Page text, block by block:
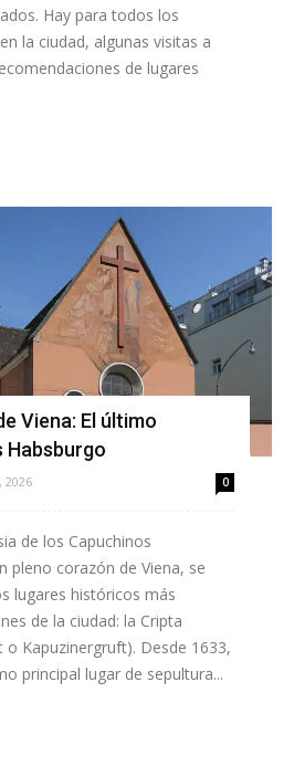
Hay para todos los
la ciudad, algunas visitas a
de lugares
Viena: El último
Habsburgo
2026 0
de los Capuchinos
pleno corazón de Viena, se
lugares históricos más
de la ciudad: la Cripta
o Kapuzinergruft). Desde 1633,
principal lugar de sepultura...